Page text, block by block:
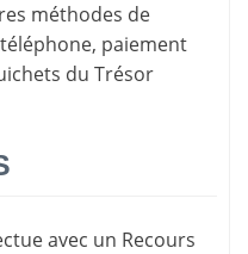
méthodes de
paiement
du Trésor
avec un Recours